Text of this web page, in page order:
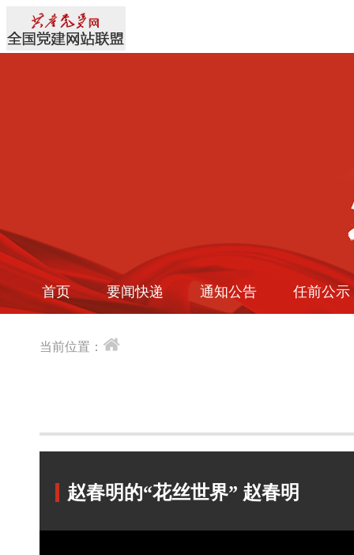
首页 要闻快递 通知公告 任前公示
当前位置：
赵春明的“花丝世界” 赵春明